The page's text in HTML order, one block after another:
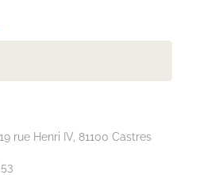
19 rue Henri IV, 81100 Castres